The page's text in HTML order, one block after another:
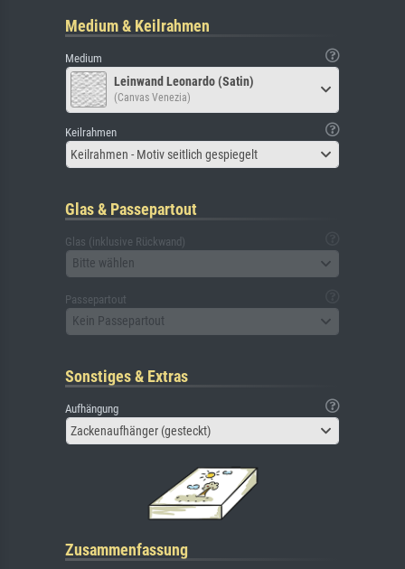
Medium & Keilrahmen
Medium
Leinwand Leonardo (Satin)
(Canvas Venezia)
Keilrahmen
Keilrahmen - Motiv seitlich gespiegelt
Glas & Passepartout
Glas (inklusive Rückwand)
Bitte wählen
Passepartout
Kein Passepartout
Sonstiges & Extras
Aufhängung
Zackenaufhänger (gesteckt)
Zusammenfassung